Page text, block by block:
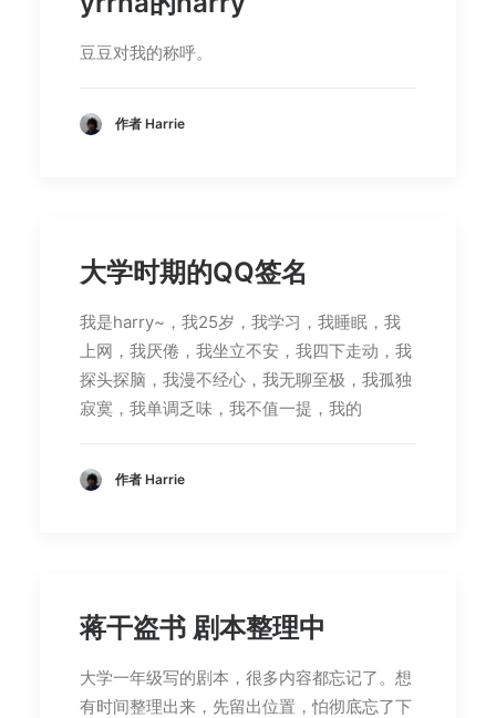
豆豆对我的称呼。
作者 Harrie
大学时期的QQ签名
我是harry~，我25岁，我学习，我睡眠，我
上网，我厌倦，我坐立不安，我四下走动，我
探头探脑，我漫不经心，我无聊至极，我孤独
寂寞，我单调乏味，我不值一提，我的
作者 Harrie
蒋干盗书 剧本整理中
大学一年级写的剧本，很多内容都忘记了。想
有时间整理出来，先留出位置，怕彻底忘了下